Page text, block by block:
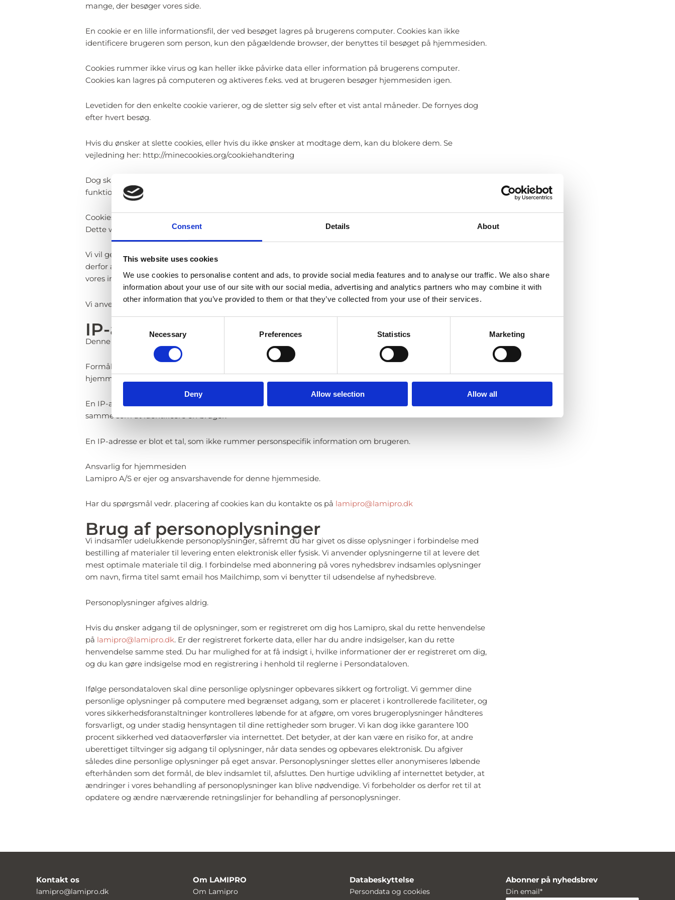
Consent Details About
This website uses cookies
We use cookies to personalise content and ads, to provide social media features and to analyse our traffic. We also share
information about your use of our site with our social media, advertising and analytics partners who may combine it with
other information that you’ve provided to them or that they’ve collected from your use of their services.
Selection
Necessary Preferences Statistics Marketing
Deny Allow selection Allow all
mange, der besøger vores side.
En cookie er en lille informationsfil, der ved besøget lagres på brugerens computer. Cookies kan ikke
identificere brugeren som person, kun den pågældende browser, der benyttes til besøget på hjemmesiden.
Cookies rummer ikke virus og kan heller ikke påvirke data eller information på brugerens computer.
Cookies kan lagres på computeren og aktiveres f.eks. ved at brugeren besøger hjemmesiden igen.
Levetiden for den enkelte cookie varierer, og de sletter sig selv efter et vist antal måneder. De fornyes dog
efter hvert besøg.
Hvis du ønsker at slette cookies, eller hvis du ikke ønsker at modtage dem, kan du blokere dem. Se
vejledning her: http://minecookies.org/cookiehandtering
Dog skal man være klar over, at hvis man hindrer lagring af cookies, er en risiko for at navigation eller
funktionalitet på hjemmesiden ikke fungerer optimalt.
Cookies på vores hjemmeside
Dette website anvender cookies for at optimere din oplevelse af hjemmesiden.
Vi vil gerne give brugeren en god oplevelse på vores hjemmeside. Formålet med anvendelsen af cookies er
derfor at indsamle anonym statistik omkring besøg på hjemmesiden, så vi bedre kan optimere og forbedre
vores indhold.
Vi anvender Google Analytics til at måle statistik på besøg.
IP-adresser
Denne hjemmeside indsamler IP-adresser til statistiske formål.
Formålet er at indsamle statistik omkring brugen af hjemmesiden, så vi bedre kan administrere
hjemmesiden og optimere indholdet.
En IP-adresse er et nummer for en brugers enhed på internettet. At kende en IP-adresser er ikke det
samme som at identificere en bruger.
En IP-adresse er blot et tal, som ikke rummer personspecifik information om brugeren.
Ansvarlig for hjemmesiden
Lamipro A/S er ejer og ansvarshavende for denne hjemmeside.
Har du spørgsmål vedr. placering af cookies kan du kontakte os på lamipro@lamipro.dk
Brug af personoplysninger
Vi indsamler udelukkende personoplysninger, såfremt du har givet os disse oplysninger i forbindelse med
bestilling af materialer til levering enten elektronisk eller fysisk. Vi anvender oplysningerne til at levere det
mest optimale materiale til dig. I forbindelse med abonnering på vores nyhedsbrev indsamles oplysninger
om navn, firma titel samt email hos Mailchimp, som vi benytter til udsendelse af nyhedsbreve.
Personoplysninger afgives aldrig.
Hvis du ønsker adgang til de oplysninger, som er registreret om dig hos Lamipro, skal du rette henvendelse
på lamipro@lamipro.dk. Er der registreret forkerte data, eller har du andre indsigelser, kan du rette
henvendelse samme sted. Du har mulighed for at få indsigt i, hvilke informationer der er registreret om dig,
og du kan gøre indsigelse mod en registrering i henhold til reglerne i Persondataloven.
Ifølge persondataloven skal dine personlige oplysninger opbevares sikkert og fortroligt. Vi gemmer dine
personlige oplysninger på computere med begrænset adgang, som er placeret i kontrollerede faciliteter, og
vores sikkerhedsforanstaltninger kontrolleres løbende for at afgøre, om vores brugeroplysninger håndteres
forsvarligt, og under stadig hensyntagen til dine rettigheder som bruger. Vi kan dog ikke garantere 100
procent sikkerhed ved dataoverførsler via internettet. Det betyder, at der kan være en risiko for, at andre
uberettiget tiltvinger sig adgang til oplysninger, når data sendes og opbevares elektronisk. Du afgiver
således dine personlige oplysninger på eget ansvar. Personoplysninger slettes eller anonymiseres løbende
efterhånden som det formål, de blev indsamlet til, afsluttes. Den hurtige udvikling af internettet betyder, at
ændringer i vores behandling af personoplysninger kan blive nødvendige. Vi forbeholder os derfor ret til at
opdatere og ændre nærværende retningslinjer for behandling af personoplysninger.
Kontakt os
lamipro@lamipro.dk
Om LAMIPRO
Om Lamipro
Databeskyttelse
Persondata og cookies
Abonner på nyhedsbrev
Din email*